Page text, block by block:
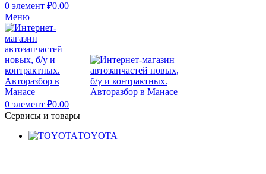
0 элемент ₽0.00
Меню
0 элемент ₽0.00
Сервисы и товары
TOYOTA